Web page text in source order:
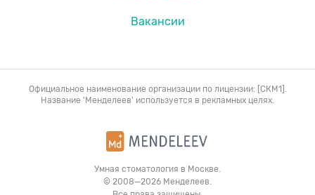
Вакансии
Официальное наименование организации по лицензии: [СКМ1].
Название 'Менделеев' используется в рекламных целях.
Умная стоматология в Москве.
© 2008—2026 Менделеев.